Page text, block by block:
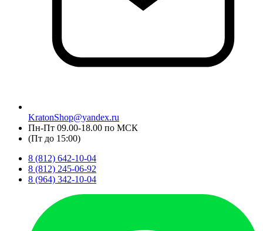
KratonShop@yandex.ru
Пн-Пт 09.00-18.00 по МСК
(Пт до 15:00)
8 (812) 642-10-04
8 (812) 245-06-92
8 (964) 342-10-04